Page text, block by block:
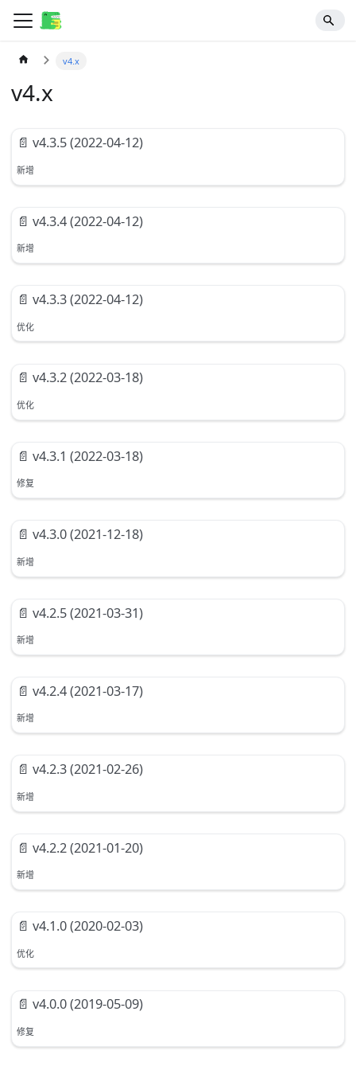
v4.x
v4.x
📄️ v4.3.5 (2022-04-12)
新增
📄️ v4.3.4 (2022-04-12)
新增
📄️ v4.3.3 (2022-04-12)
优化
📄️ v4.3.2 (2022-03-18)
优化
📄️ v4.3.1 (2022-03-18)
修复
📄️ v4.3.0 (2021-12-18)
新增
📄️ v4.2.5 (2021-03-31)
新增
📄️ v4.2.4 (2021-03-17)
新增
📄️ v4.2.3 (2021-02-26)
新增
📄️ v4.2.2 (2021-01-20)
新增
📄️ v4.1.0 (2020-02-03)
优化
📄️ v4.0.0 (2019-05-09)
修复